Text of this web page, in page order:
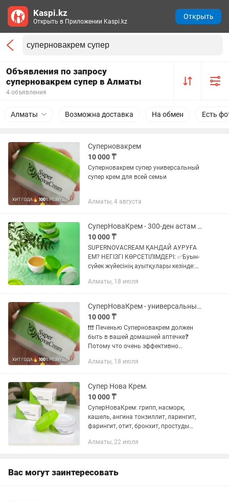
Объявления по запросу
суперновакрем супер в Алматы
4 объявления
Алматы Возможна доставка На обмен Есть
Суперновакрем
10 000 ₸
Суперновакрем супер универсальный
супер крем для всей семьи
Алматы, 4 августа
СуперНоваКрем - 300-ден астам ауруға арналған бальзам
10 000 ₸
SUPERNOVACREАM ҚАНДАЙ АУРУҒА
ЕМ? НЕГІЗГІ КӨРСЕТІЛІМДЕРІ: ✅Буын-
сүйек жүйесінің ауытқулары кезінде:
артрозда, полиартритте, буындар
Алматы, 18 июля
СуперНоваКрем - универсальный, многофункциональный бальзам
10 000 ₸
❗❗❗ Печенью Суперновакрем должен
быть в вашей домашней аптечке❓
Потому что очень эффективно
бронхите, пневмонии. Снимает
универсальный и...
Алматы, 18 июля
Супер Нова Крем.
10 000 ₸
СуперНоваКрем: грипп, насморк,
кашель, ангина тонзиллит, ларингит,
фарингит, отит, бронхит, простуды
при зубной боли, парадонтите, от
Алматы, 22 июля
Вас могут заинтересовать
Kaspi.kz
Открыть в Приложении Kaspi.kz
Открыть